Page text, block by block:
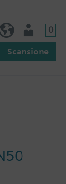
0
Scansione